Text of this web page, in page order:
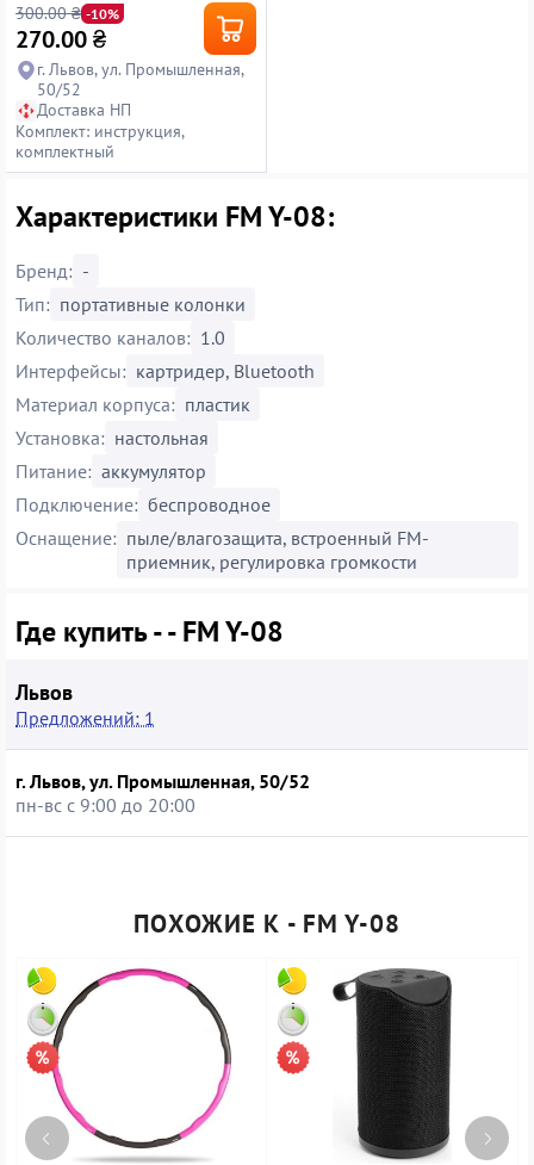
300.00 ₴ -10%
270.00₴
г. Львов, ул. Промышленная,
50/52
Доставка НП
Комплект: инструкция,
комплектный
Характеристики FM Y-08:
Бренд: -
Тип: портативные колонки
Количество каналов: 1.0
Интерфейсы: картридер, Bluetooth
Материал корпуса: пластик
Установка: настольная
Питание: аккумулятор
Подключение: беспроводное
Оснащение: пыле/влагозащита, встроенный FM-
приемник, регулировка громкости
Где купить - - FM Y-08
Львов
Предложений: 1
г. Львов, ул. Промышленная, 50/52
пн-вс с 9:00 до 20:00
ПОХОЖИЕ К - FM Y-08